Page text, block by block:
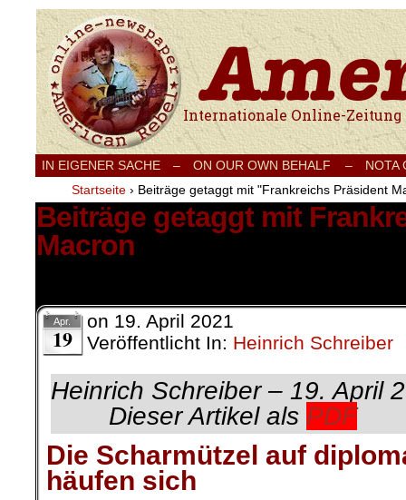
Internationale Onlinezeitung für Frieden,
IN EIGENER SACHE – ON OUR OWN BEHALF –
NOTA
Startseite › Beiträge getaggt mit "Frankreichs Präsident
Beiträge getaggt mit
Macron
Apr.
19
on 19. April 2021
Veröffentlicht In: Heinrich Schreiber
Heinrich Schreiber
Dieser Artikel als PDF
Die Scharmützel auf
häufen sich